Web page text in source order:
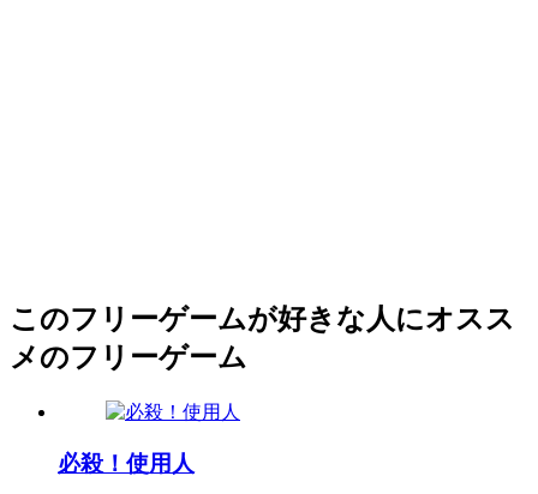
このフリーゲームが好きな人にオスス
メのフリーゲーム
必殺！使用人